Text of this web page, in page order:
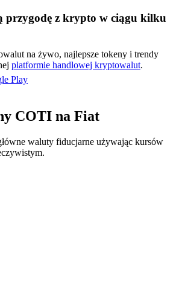
dostęp
przygodę z krypto w ciągu kilku
na żywo, najlepsze tokeny i trendy
platformie handlowej kryptowalut.
Play
COTI na Fiat
waluty fiducjarne używając kursów